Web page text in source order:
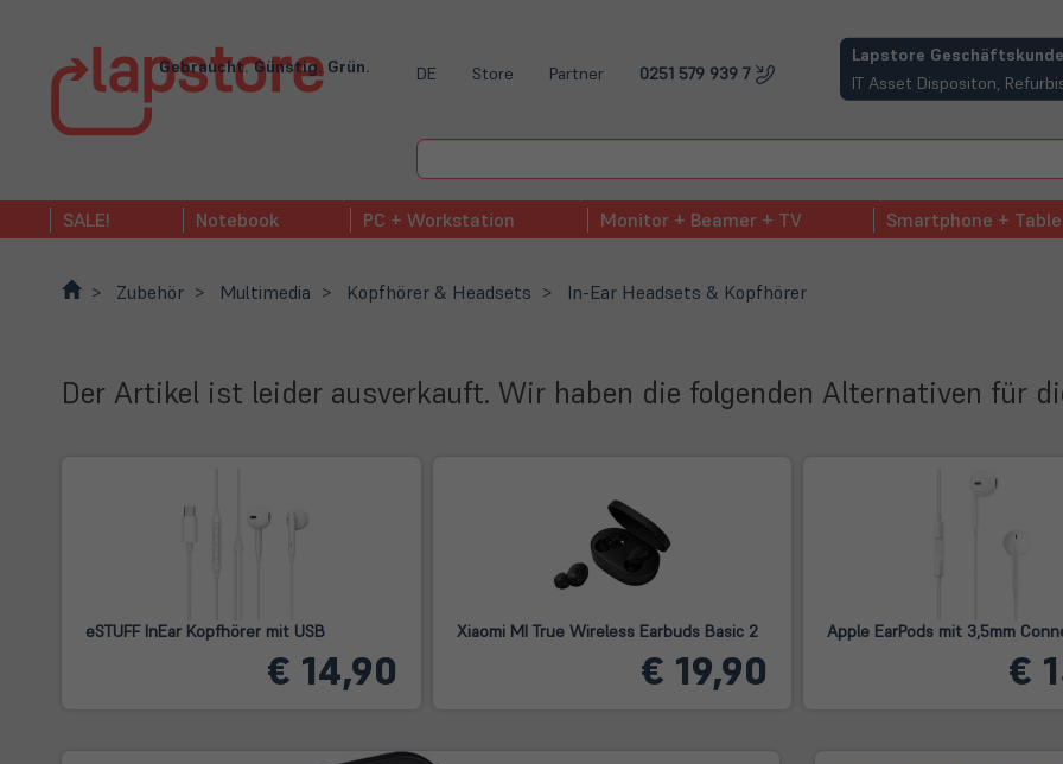
Gebraucht. Günstig. Grün. DE Store Partner 0251 579 939 7
Lapstore
IT Asset Dispositon,
(öffnet in neuem Tab)
SALE! Notebook PC + Workstation Monitor + Beamer + TV Smartphone +
Zubehör Multimedia Kopfhörer & Headsets In-Ear Headsets & Kopfhörer
Der Artikel ist leider ausverkauft. Wir haben die folgenden Alternativen für
eSTUFF InEar Kopfhörer mit USB
€ 14,90
Xiaomi MI True Wireless Earbuds Basic 2
€ 19,90
Apple EarPods mit 3,5mm
€